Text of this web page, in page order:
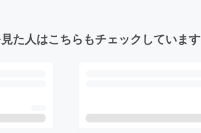
た人はこちらもチェックしています